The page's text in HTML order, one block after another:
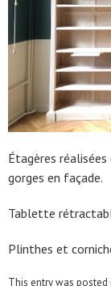
Étagères réalisées
gorges en façade.
Tablette
Plinthes et
This entry was posted